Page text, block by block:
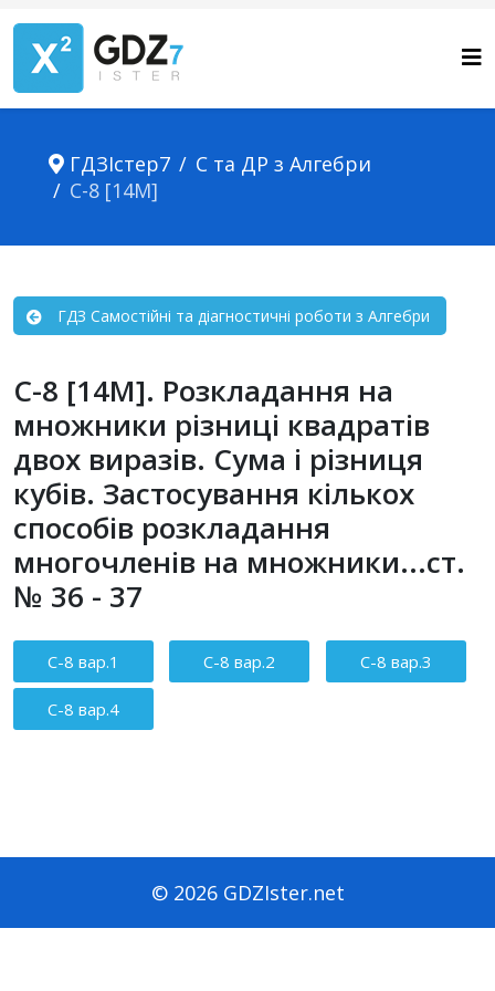
ГДЗІстер7
С та ДР з Алгебри
С-8 [14М]
ГДЗ Самостійні та діагностичні роботи з Алгебри
С-8 [14М]. Розкладання на
множники різниці квадратів
двох виразів. Сума і різниця
кубів. Застосування кількох
способів розкладання
многочленів на множники...ст.
№ 36 - 37
Зміст статті
С-8 вар.1 С-8 вар.2 С-8 вар.3
С-8 вар.4
© 2026 GDZIster.net